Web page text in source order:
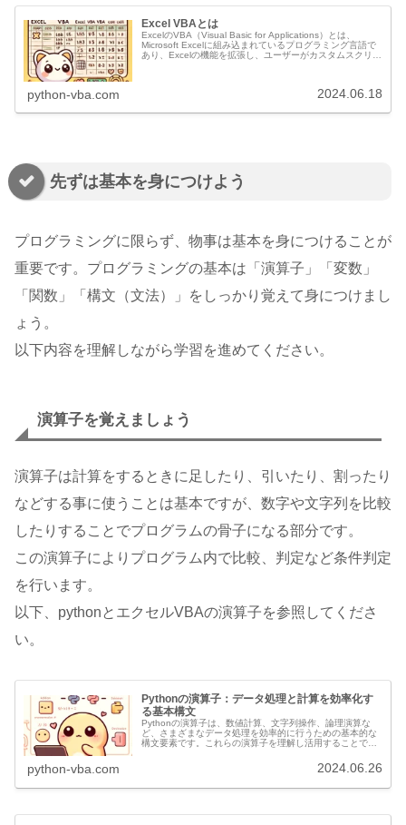
Excel VBAとは
ExcelのVBA（Visual Basic for Applications）とは、
Microsoft Excelに組み込まれているプログラミング言語で
あり、Excelの機能を拡張し、ユーザーがカスタムスクリプ
python-vba.com 2024.06.18
先ずは基本を身につけよう
プログラミングに限らず、物事は基本を身につけることが
重要です。プログラミングの基本は「演算子」「変数」
「関数」「構文（文法）」をしっかり覚えて身につけまし
ょう。
以下内容を理解しながら学習を進めてください。
演算子を覚えましょう
演算子は計算をするときに足したり、引いたり、割ったり
などする事に使うことは基本ですが、数字や文字列を比較
したりすることでプログラムの骨子になる部分です。
この演算子によりプログラム内で比較、判定など条件判定
を行います。
以下、pythonとエクセルVBAの演算子を参照してくださ
い。
Pythonの演算子：データ処理と計算を効率化す
る基本構文
Pythonの演算子は、数値計算、文字列操作、論理演算な
ど、さまざまなデータ処理を効率的に行うための基本的な
構文要素です。これらの演算子を理解し活用することで、
python-vba.com 2024.06.26